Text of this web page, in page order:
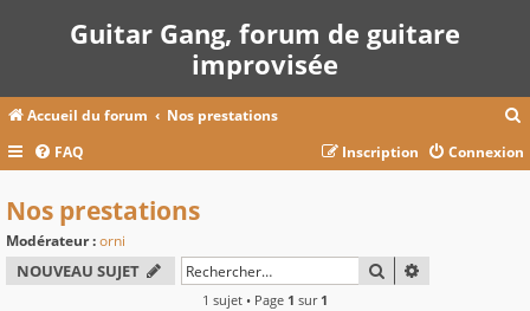
Guitar Gang, forum de guitare
improvisée
Accueil du forum Nos prestations
c
FAQ Connexion
Inscription
Nos prestations
Modérateur :orni
NOUVEAU SUJET RECHERCHER
1 sujet • Page 1 sur 1